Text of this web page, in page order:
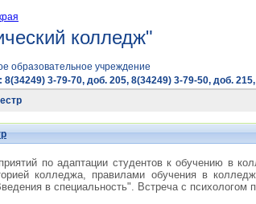
колледж"
образовательное учреждение
8(34249) 3-79-70, доб. 205, 8(34249) 3-79-50, доб.
по адаптации студентов к обучению в
колледжа, правилами обучения в
в специальность". Встреча с